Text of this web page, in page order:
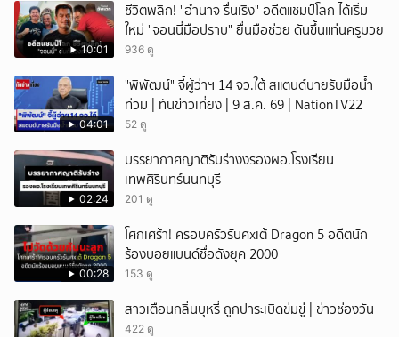
10:01
ชีวิตพลิก! "อำนาจ รื่นเริง" อดีตแชมป์โลก ได้เริ่ม
ใหม่ "จอนนี่มือปราบ" ยื่นมือช่วย ดันขึ้นแท่นครูมวย
936 ดู
04:01
"พิพัฒน์" จี้ผู้ว่าฯ 14 จว.ใต้ สแตนด์บายรับมือน้ำ
ท่วม | ทันข่าวเที่ยง | 9 ส.ค. 69 | NationTV22
52 ดู
02:24
บรรยากาศญาติรับร่างงรองผอ.โรงเรียน
เทพศิรินทร์นนทบุรี
201 ดู
00:28
โศกเศร้า! ครอบครัวรับศxเต้ Dragon 5 อดีตนัก
ร้องบอยแบนด์ชื่อดังยุค 2000
153 ดู
สาวเตือนกลิ่นบุหรี่ ถูกปาระเบิดข่มขู่ | ข่าวช่องวัน
422 ดู